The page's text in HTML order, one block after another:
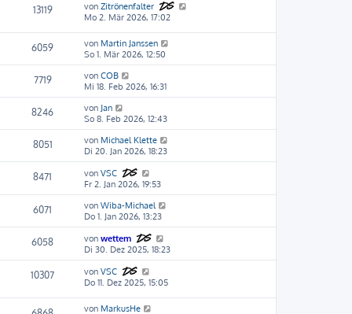
13119 von Zitrönenfalter
Mo 2. Mär 2026, 17:02
6059 von Martin Janssen
So 1. Mär 2026, 12:50
7719 von COB
Mi 18. Feb 2026, 16:31
8246 von Jan
So 8. Feb 2026, 12:43
8051 von Michael Klette
Di 20. Jan 2026, 18:23
8471 von VSC
Fr 2. Jan 2026, 19:53
6071 von Wiba-Michael
Do 1. Jan 2026, 13:23
6058 von wettem
Di 30. Dez 2025, 18:23
10307 von VSC
Do 11. Dez 2025, 15:05
von MarkusHe